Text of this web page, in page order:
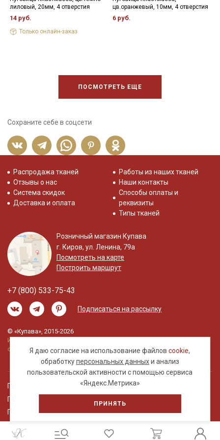
лиловый, 20мм, 4 отверстия
14 руб.
Только онлайн-заказ
цв.оранжевый, 10мм, 4 отверстия
6 руб.
ПОСМОТРЕТЬ ЕЩЕ
Сохраните себе в соцсети
Я даю согласие на использование файловcookie,
обработкуперсональных данныхи анализ
пользовательской активности с помощью сервиса
«Яндекс.Метрика»
ПРИНЯТЬ
Распродажа тканей
Отзывы о нас
Система скидок
Доставка и оплата
Работы из наших тканей
Наши контакты
Способы оплаты и
реквизиты
Типы тканей
Розничный магазин Купава
г. Киров, ул. Ленина, 79а
Посмотреть на карте
Построить маршрут
+7 (800) 533-75-43
Подписаться на рассылку
© «Купава», 2015-2026
Информация на сайте не является публичной
офертой.
Правовая информация
Политика обработки персональных данных
Пользовательское соглашение